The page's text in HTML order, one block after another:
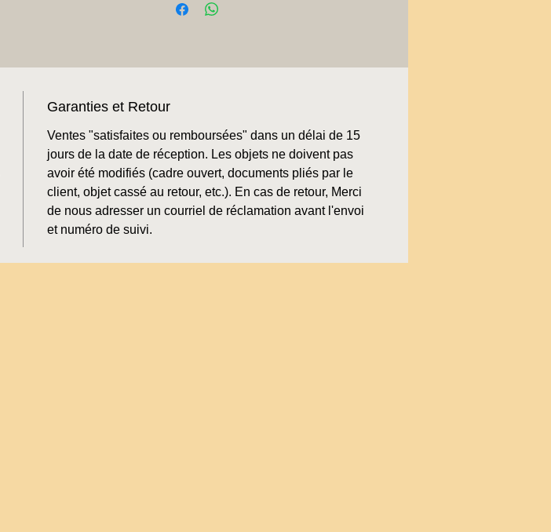
Garanties et Retour
Ventes "satisfaites ou remboursées" dans un délai de 15
jours de la date de réception. Les objets ne doivent pas
avoir été modifiés (cadre ouvert, documents pliés par le
client, objet cassé au retour, etc.). En cas de retour, Merci
de nous adresser un courriel de réclamation avant l'envoi
et numéro de suivi.